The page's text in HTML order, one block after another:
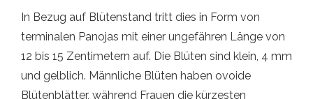
In Bezug auf Blütenstand tritt dies in Form von
terminalen Panojas mit einer ungefähren Länge von
12 bis 15 Zentimetern auf. Die Blüten sind klein, 4 mm
und gelblich. Männliche Blüten haben ovoide
Blütenblätter, während Frauen die kürzesten